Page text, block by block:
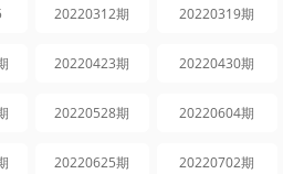
20220312期 20220319期
20220423期 20220430期
20220528期 20220604期
20220625期 20220702期